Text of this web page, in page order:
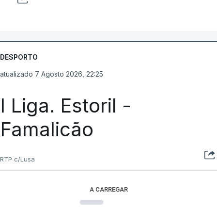
DESPORTO
atualizado 7 Agosto 2026, 22:25
I Liga. Estoril -
Famalicão
RTP c/Lusa
A CARREGAR